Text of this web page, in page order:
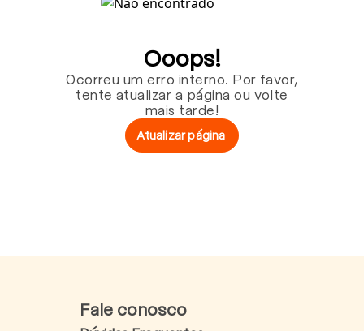
Ooops!
Ocorreu um erro interno. Por favor,
tente atualizar a página ou volte
mais tarde!
Atualizar página
Fale conosco